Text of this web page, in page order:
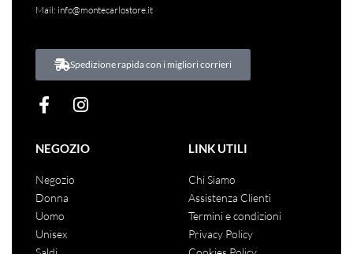
Mail: info@montecarlostore.it
Spedizione rapida con i migliori corrieri
NEGOZIO
Negozio
Donna
Uomo
Unisex
LINK UTILI
Chi Siamo
Assistenza Clienti
Termini e condizioni
Privacy Policy